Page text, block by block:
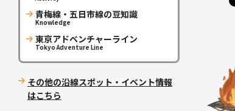
青梅線・五日市線の豆知識
Knowledge
東京アドベンチャーライン
Tokyo Adventure Line
その他の沿線スポット・イベント情報
はこちら